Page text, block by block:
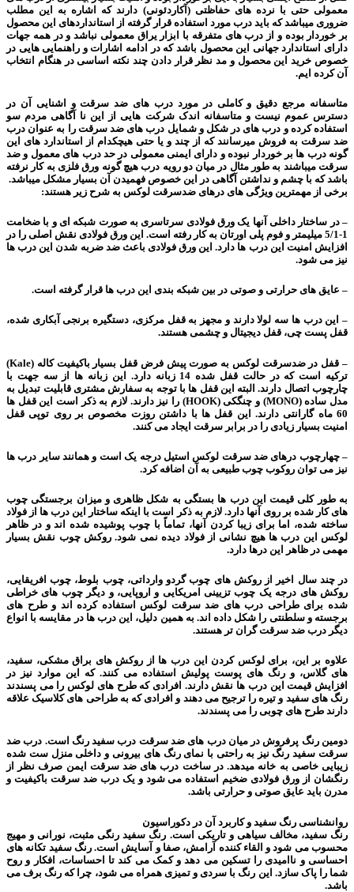
معمولی حتی با نرده های حفاظتی (آکاردئونی) دارند که اشاره به این مطلب
ضروری میباشد که باید درب مورد استفاده قرار گرفته از استانداردهای این محصول
بر خوردار بوده و از درب های متفرقه با ابزار یراق معمولی نباشد و در همه جهات
دارای استاندارد جهانی این محصول باشد که در ادامه اشارات و راهنمایی هایی در
خصوص خرید این محصول و مد نظر قرار دادن چند نکته اساسی در هنگام انتخاب
آن کرده ایم.
متاسفانه مرجع دقیق و کاملی در مورد درب های ضد سرقت و اشنایی آن در
دسترس عموم نیست و متاسفانه اندک شرکت هایی از این نا آگاهی مردم سو
استفاده کرده و درب های در شکل و شمایل درب های ضد سرقت را به عنوان درب
ضد سرقت به فروش میرسانند که از چند و یا حتی هیچکدام از استاندارد های این
گونه درب ها بر خوردار نبوده و دارای ایمنی معمولی در حد درب های معمول و ضد
سرقت میباشند به طور مثال در میان دو رویه درب هیچ گونه ورق فلزی به کار نرفته
باشد که با چشم و نداشتن آگاهی در این خصوص فهمیدن آن بسیار مشکل میباشد.
برخی از مهمترین ویژگی های درهای ضدسرقت لوکس به شرح زیر هستند:
– در ساختار داخلی آنها یک ورق فولادی سرتاسری به صورت شبکه ای و با ضخامت
1-5/1 میلیمتر و فوم پلی اورتان به کار رفته است. این ورق فولادی نقش اصلی را در
افزایش امنیت این درب ها دارد. این ورق فولادی باعث ضد ضربه شدن این درب ها
نیز می شود.
– عایق های حرارتی و صوتی در بین شبکه بندی این درب ها قرار گرفته است.
– این درب ها سه لولا دارند و مجهز به قفل مرکزی، دستگیره برنجی آبکاری شده،
قفل پست چی، قفل دیجیتال و چشمی هستند.
– قفل در ضدسرقت لوکس به صورت پیش فرض قفل بسیار باکیفیت کاله (Kale)
ترکیه است که در حالت قفل شده 14 زبانه دارد. این زبانه ها از سه جهت با
چارچوب اتصال دارند. البته این قفل ها با توجه به سفارش مشتری قابلیت تبدیل به
مدل ساده (MONO) و چنگکی (HOOK) را نیز دارند. لازم به ذکر است این قفل ها
60 ماه گارانتی دارند. این قفل ها با داشتن روزت مخصوص بر روی توپی قفل
امنیت بسیار زیادی را در برابر سرقت ایجاد می کنند.
– چهارچوب درهای ضد سرقت لوکس استیل درجه یک است و همانند سایر درب ها
نیز می توان روکوب چوب طبیعی به آن اضافه کرد.
به طور کلی قیمت این درب ها بستگی به شکل ظاهری و میزان برجستگی چوب
های کار شده بر روی آنها دارد. لازم به ذکر است با اینکه ساختار این درب ها از فولاد
ساخته شده، اما برای زیبا کردن آنها، تماماً با چوب پوشیده شده اند و در ظاهر
لوکس این درب ها هیچ نشانی از فولاد دیده نمی شود. روکش چوب نقش بسیار
مهمی در ظاهر این درها دارد.
در چند سال اخیر از روکش های چوب گردو وارداتی، چوب بلوط، چوب افریقایی،
روکش های درجه یک چوب تزیینی امریکایی و اروپایی، و دیگر چوب های خراطی
شده برای طراحی درب های ضد سرقت لوکس استفاده کرده اند و طرح های
برجسته و سلطنتی را شکل داده اند. به همین دلیل، این درب ها در مقایسه با انواع
دیگر درب ضد سرقت گران تر هستند.
علاوه بر این، برای لوکس کردن این درب ها از روکش های براق مشکی، سفید،
های گلاس، و رنگ های پوست پولیش استفاده می کنند. که این موارد نیز در
افزایش قیمت این درب ها نقش دارند. افرادی که طرح های لوکس را می پسندند
رنگ های سفید و تیره را ترجیح می دهند و افرادی که به طراحی های کلاسیک علاقه
دارند طرح های چوبی را می پسندند.
دومین رنگ پرفروش در میان درب های ضد سرقت درب سفید رنگ است. درب ضد
سرقت سفید رنگ نیز به راحتی با نمای رنگ های بیرونی و داخلی منزل ست شده
زیبایی خاصی به خانه میدهد. در ساخت درب های ضد سرقت ایمن صرف نظر از
رنگشان از ورق فولادی ضخیم استفاده می شود و یک درب ضد سرقت باکیفیت و
مدرن باید عایق صوتی و حرارتی باشد.
روانشناسی رنگ سفید و کاربرد آن در دکوراسیون
رنگ سفید، مخالف سیاهی و تاریکی است. رنگ سفید رنگی مثبت، نورانی و مهیج
محسوب می شود و القاء کننده آرامش، صفا و آسایش است. رنگ سفید تکانه های
احساسی و ناامیدی را تسکین می دهد و کمک می کند تا احساسات، افکار و روح
شما را پاک سازد. این رنگ با سردی و تمیزی همراه می شود، چرا که رنگ برف می
باشد.